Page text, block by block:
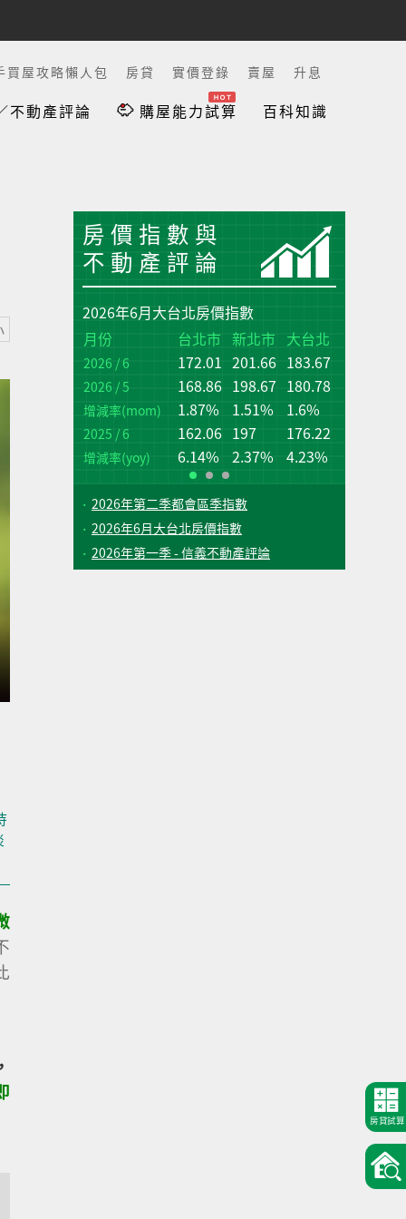
買屋攻略懶人包 房貸 實價登錄 賣屋 升息
不動產評論 購屋能力試算 百科知識
房貸試算
房價指數與
不動產評論
2026年6月大台北房價指數
月份
台北市 新北市 大台北
2026 / 6 172.01 201.66 183.67
2026 / 5 168.86 198.67 180.78
增減率(mom) 1.87% 1.51% 1.6%
2025 / 6 162.06 197 176.22
增減率(yoy) 6.14% 2.37% 4.23%
2026年第二季都會區季指數
2026年6月大台北房價指數
2026年第一季 - 信義不動產評論